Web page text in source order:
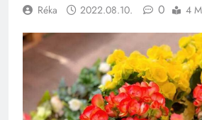
Réka 2022.08.10. 0 4